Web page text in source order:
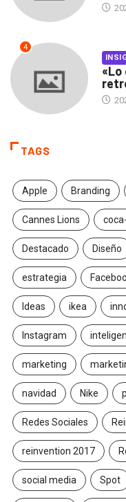
4
«Lo
TAGS
Apple Branding
Cannes Lions
Destacado Diseño
estrategia
Ideas ikea
Instagram
marketing
navidad Nike
Redes Sociales
reinvention 2017
social media Spot